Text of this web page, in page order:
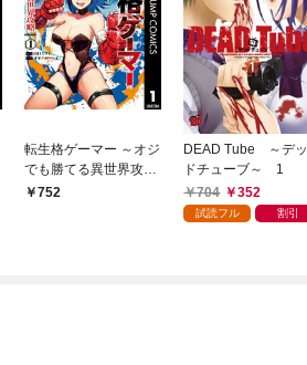
転生格ゲーマー ～オジ
でも勝てる異世界攻略
～ 1752
DEAD Tube ～デッ
ドチューブ～ 1
704
352
試読フル 割引